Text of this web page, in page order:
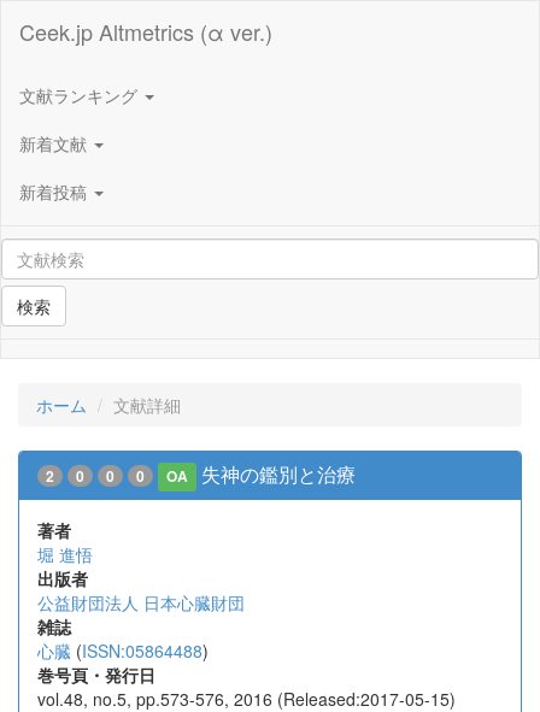
Ceek.jp Altmetrics (α ver.)
文献ランキング
新着文献
新着投稿
検索
ホーム 文献詳細
2 0 0 0 OA 失神の鑑別と治療
著者
堀 進悟
出版者
公益財団法人 日本心臓財団
雑誌
心臓 (ISSN:05864488)
巻号頁・発行日
vol.48, no.5, pp.573-576, 2016 (Released:2017-05-15)